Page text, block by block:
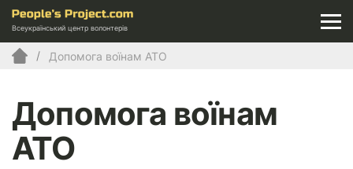
Всеукраїнський центр волонтерів
Допомога воїнам АТО
Допомога воїнам
АТО